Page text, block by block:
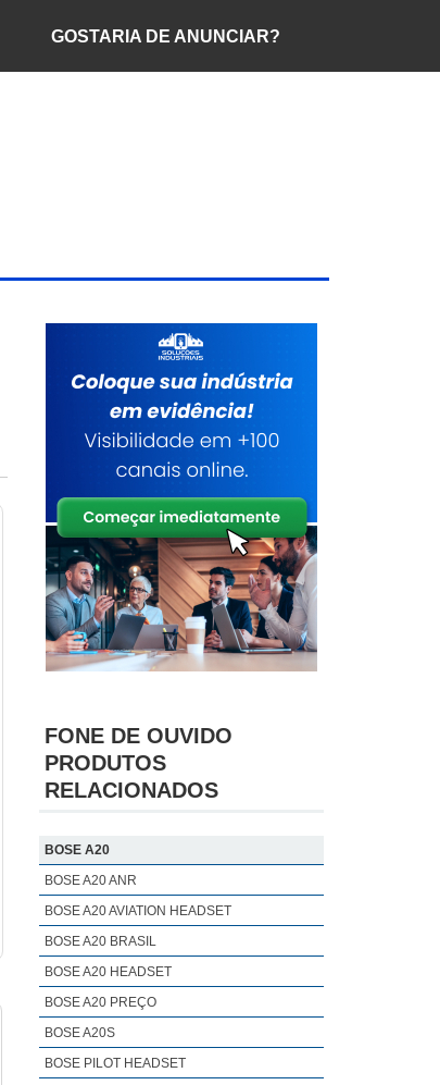
GOSTARIA DE ANUNCIAR?
FONE DE OUVIDO
PRODUTOS
RELACIONADOS
BOSE A20
BOSE A20 ANR
BOSE A20 AVIATION HEADSET
BOSE A20 BRASIL
BOSE A20 HEADSET
BOSE A20 PREÇO
BOSE A20S
BOSE PILOT HEADSET